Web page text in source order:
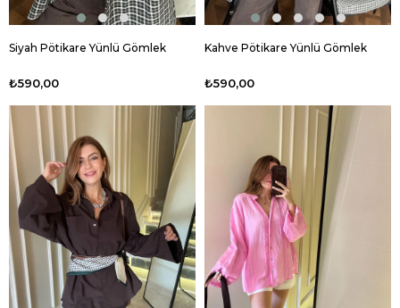
Siyah Pötikare Yünlü Gömlek
₺590,00
Kahve Pötikare Yünlü Gömlek
₺590,00